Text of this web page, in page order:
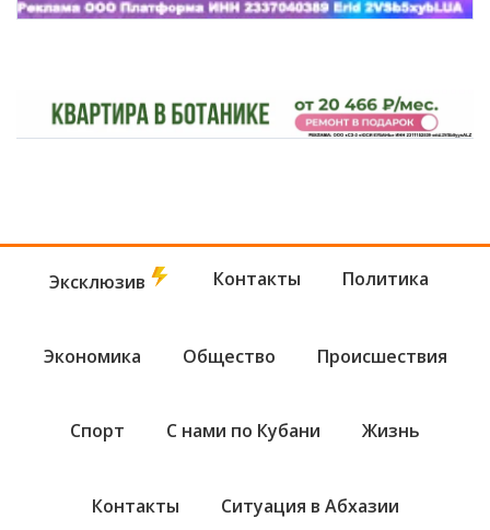
Эксклюзив Контакты Политика
Экономика Общество Происшествия
Спорт С нами по Кубани Жизнь
Контакты Ситуация в Абхазии